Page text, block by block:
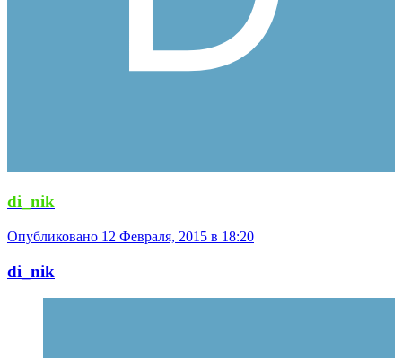
di_nik
Опубликовано 12 Февраля, 2015 в 18:20
di_nik